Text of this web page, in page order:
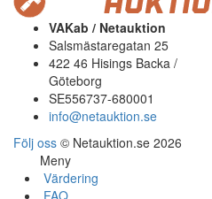
VAKab / Netauktion
Salsmästaregatan 25
422 46 Hisings Backa /
Göteborg
SE556737-680001
info@netauktion.se
Följ oss © Netauktion.se 2026
Meny
Värdering
FAQ